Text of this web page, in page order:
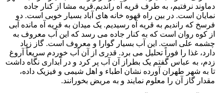
دماوند نرفتيم، به طرف قريه آه رانديم.قريه مشا از کنار جاده
نمايان است. در بين راه قهوه خانه های آباد بسيار خوبی است. دو
فرسخ که رانديم به قريه آه رسيديم. يک ميدان به قريه آه مانده آبی
از کوه روان است که به کنار جاده می رسد که اين آب معروف به
چشمه علی است. اين آب بسيار گوارا و معروف است. گاز زياد
دارد، غذا را فوراً تحليل می برد. قدری از آن آب خوردم سريعاً آروغ
زدم، به عباس گفتم يک بطراز آن آب پر کرد و در آبداری نگاه داشت
تا به شهر طهران آورده نشان اطباء و اهل شيمی و فيزيک داده،
مقدار گاز آن را معلوم نمايند و به مريض بخورانند.